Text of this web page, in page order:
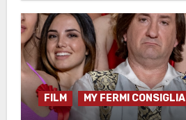
FILM MY FERMI CONSIGLIA